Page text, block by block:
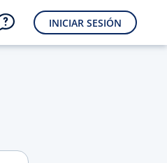
INICIAR SESIÓN